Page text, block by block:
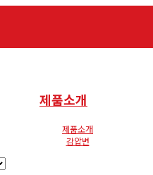
제품소개
제품소개
감압변